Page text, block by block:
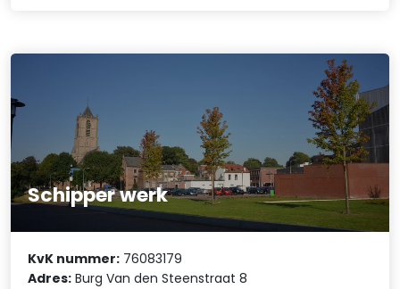
Schipper werk
KvK nummer: 76083179
Adres: Burg Van den Steenstraat 8